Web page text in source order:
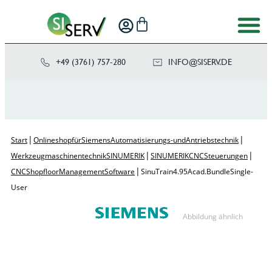
+49 (3761) 757-280 ED.VRE
SIS@OF
NI
Start | Onlineshop für Siemens Automatisierungs- und Antriebstechnik |
Werkzeugmaschinentechnik SINUMERIK | SINUMERIK CNC Steuerungen |
CNC Shopfloor Management Software | SinuTrain 4.95 Acad.Bundle Single-
User
Abbildung ähnlich